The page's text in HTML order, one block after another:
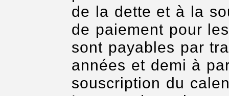
de la dette et à la
de paiement pour
sont payables par
années et demi à
souscription du